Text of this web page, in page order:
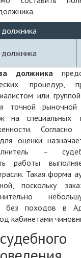
должника
процедур,
или
точной
на специальных
Согласно
оценки
–
работы
Такая форма
поскольку
без походов в
кабинетами